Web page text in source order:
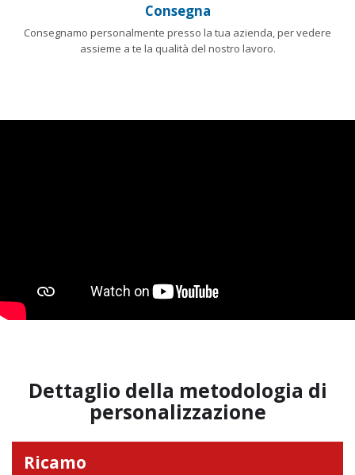
Consegna
Consegnamo personalmente presso la tua azienda, per vedere
assieme a te la qualità del nostro lavoro.
Dettaglio della metodologia di
personalizzazione
Ricamo